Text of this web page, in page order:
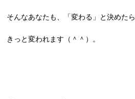
そんなあなたも、「変わる」と決めたら
きっと変われます（＾＾）。